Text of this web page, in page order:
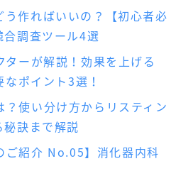
う作ればいいの？【初心者必
合調査ツール4選
ターが解説！効果を上げる
なポイント3選！
？使い分け方からリスティン
訣まで解説
ご紹介 No.05】消化器内科